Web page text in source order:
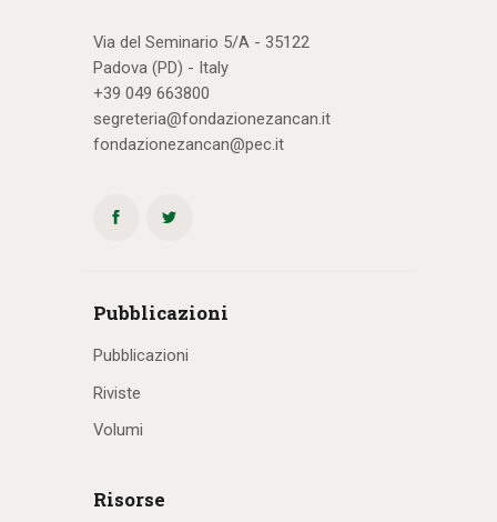
Via del Seminario 5/A - 35122
Padova (PD) - Italy
+39 049 663800
segreteria@fondazionezancan.it
fondazionezancan@pec.it
Pubblicazioni
Pubblicazioni
Riviste
Volumi
Risorse